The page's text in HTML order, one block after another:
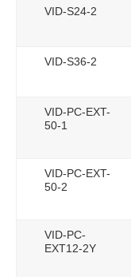
VID-S24-2
VID-S36-2
VID-PC-EXT-
50-1
VID-PC-EXT-
50-2
VID-PC-
EXT12-2Y